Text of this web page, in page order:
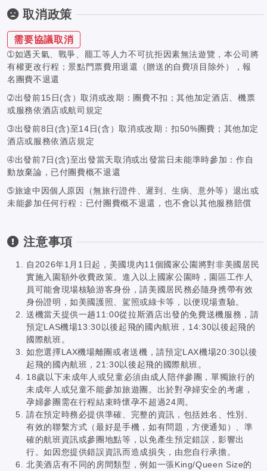
取消政策
需要協議取消
➀如遇天氣、戰爭、罷工等人力不可抗拒因素無法遊覽，本公司將
有權更改行程；景點門票費用退還（贈送的自費項目除外），報
名團費不退還
➁出發前15日(含）取消或改期：團費不扣；其他加定酒店、機票
或服務依酒店或航司規定
➂出發前8日(含)至14日(含）取消或改期：扣50%團費；其他加定
酒店或服務依酒店規定
➃出發前7日(含)至出發當天取消或出發當日未能準時參加：作自
動放棄論，已付團費概不退還
➄旅途中因個人原因（無旅行證件、遲到、生病、意外等）退出或
未能參加任何行程：已付團費概不退還，也不會以其他服務賠償
注意事項
自2026年1月1日起，美國境內11個國家公園將對非美國居民
實施入園額外收費政策。進入以上國家公園時，園區工作人
員可能會現場核驗游客身份，請美國居民務必隨身携帶有效
身份證明，如美國護照、駕照或綠卡等，以便現場查驗。
送機當天提供一趟11:00從拉斯酒店出發的免費送機服務，請
預定LAS機場13:30以後起飛的國內航班，14:30以後起飛的
國際航班。
如您選擇LAX機場離團或者送機，請預定LAX機場20:30以後
起飛的國內航班，21:30以後起飛的國際航班。
18歲以下未成年人或兒童必須由成人陪伴參團，單獨旅行的
未成年人或兒童不能參加旅遊團。出於對孕婦安全的考慮，
孕婦參團需在行程結束時懷孕不超過24周。
請在預定時務必提供準確、完整的資訊，包括姓名、性別、
有效的聯繫方式（最好是手機，如有問題，方便通知）、準
確的航班資訊或參團地點等，以免產生預定錯誤，影響出
行。如因您提供錯誤資訊而造成損失，由您自行承擔。
北美酒店有不同的房間類型，例如一張King/Queen Size的